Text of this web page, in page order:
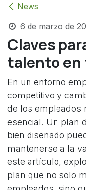
News
6 de marzo de
Claves
talento en
En un entorno
competitivo y
de los empleados
esencial. Un plan
bien diseñado
mantenerse a la
este artículo,
plan que no solo